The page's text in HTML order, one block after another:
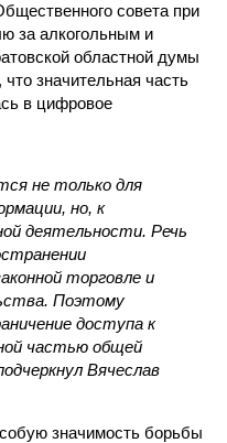
совета при
за алкогольным и
областной думы
что значительная часть
в цифровое
не только для
но, к
деятельности. Речь
торговле и
Поэтому
доступа к
частью общей
Вячеслав
значимость борьбы